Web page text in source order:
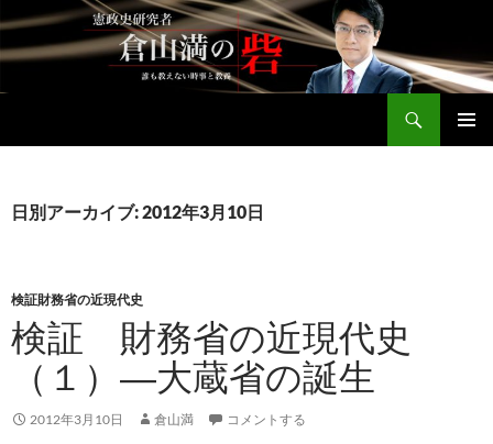
テ
ン
へ
ッ
日別アーカイブ: 2012年3月10日
検証財務省の近現代史
検証 財務省の近現代史
（１）―大蔵省の誕生
2012年3月10日 倉山満 コメントする